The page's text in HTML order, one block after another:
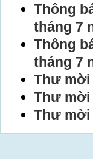
Thông
tháng 7
Thông
tháng 7
Thư mời
Thư mời
Thư mời